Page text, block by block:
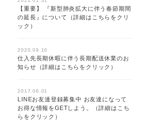
【重要】 『新型肺炎拡大に伴う春節期間
の延長』について（詳細はこちらをクリ
ック）
2020.09.10
仕入先長期休暇に伴う長期配送休業のお
知らせ（詳細はこちらをクリック）
2017.06.01
LINEお友達登録募集中 お友達になって
お得な情報をGETしよう。（詳細はこち
らをクリック）